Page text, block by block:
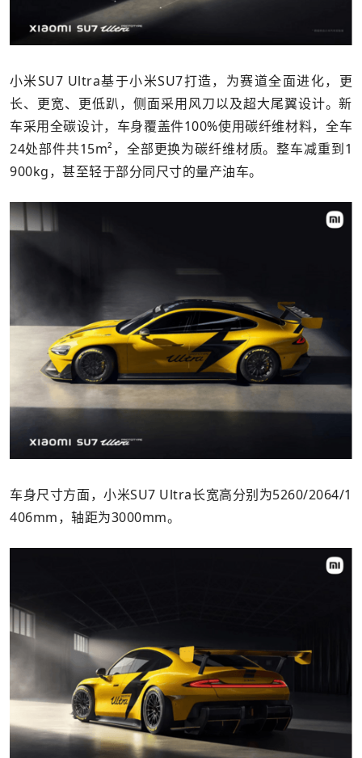
小米SU7 Ultra基于小米SU7打造，为赛道全面进化，更
长、更宽、更低趴，侧面采用风刀以及超大尾翼设计。新
车采用全碳设计，车身覆盖件100%使用碳纤维材料，全车
24处部件共15m²，全部更换为碳纤维材质。整车减重到1
900kg，甚至轻于部分同尺寸的量产油车。
车身尺寸方面，小米SU7 Ultra长宽高分别为5260/2064/1
406mm，轴距为3000mm。